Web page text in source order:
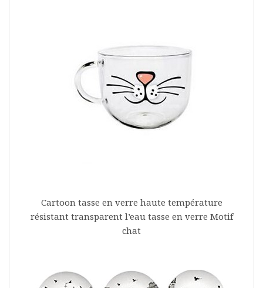
Cartoon tasse en verre haute température
résistant transparent l’eau tasse en verre Motif
chat